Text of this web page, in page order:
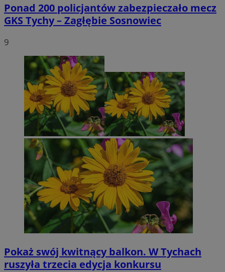
Ponad 200 policjantów zabezpieczało mecz
GKS Tychy – Zagłębie Sosnowiec
9
Pokaż swój kwitnący balkon. W Tychach
ruszyła trzecia edycja konkursu